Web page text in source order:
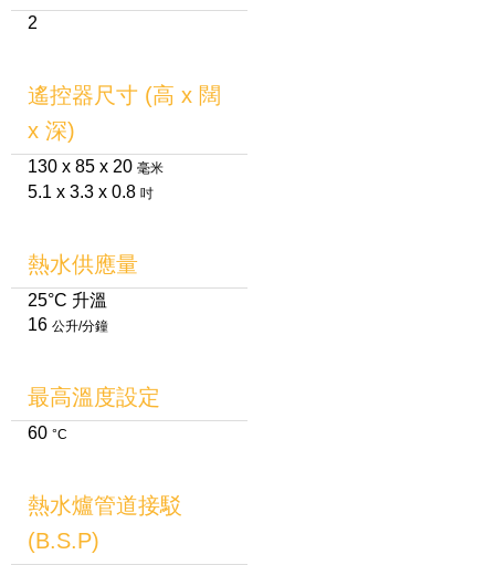
2
遙控器尺寸 (高 x 闊
x 深)
130 x 85 x 20 毫米
5.1 x 3.3 x 0.8 吋
熱水供應量
25°C 升溫
16 公升/分鐘
最高溫度設定
60 °C
熱水爐管道接駁
(B.S.P)